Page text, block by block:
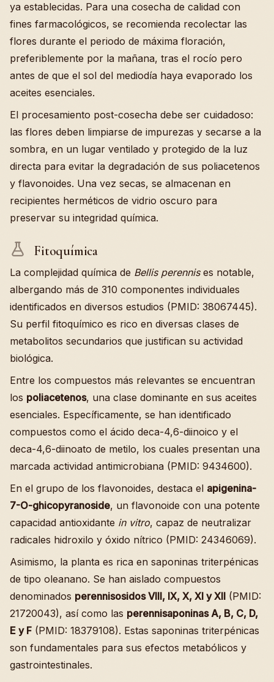
ya establecidas. Para una cosecha de calidad con
fines farmacológicos, se recomienda recolectar las
flores durante el periodo de máxima floración,
preferiblemente por la mañana, tras el rocío pero
antes de que el sol del mediodía haya evaporado los
aceites esenciales.
El procesamiento post-cosecha debe ser cuidadoso:
las flores deben limpiarse de impurezas y secarse a la
sombra, en un lugar ventilado y protegido de la luz
directa para evitar la degradación de sus poliacetenos
y flavonoides. Una vez secas, se almacenan en
recipientes herméticos de vidrio oscuro para
preservar su integridad química.
Fitoquímica
La complejidad química de Bellis perennises notable,
albergando más de 310 componentes individuales
identificados en diversos estudios (PMID: 38067445).
Su perfil fitoquímico es rico en diversas clases de
metabolitos secundarios que justifican su actividad
biológica.
Entre los compuestos más relevantes se encuentran
los poliacetenos, una clase dominante en sus aceites
esenciales. Específicamente, se han identificado
compuestos como el ácido deca-4,6-diinoico y el
deca-4,6-diinoato de metilo, los cuales presentan una
marcada actividad antimicrobiana (PMID: 9434600).
En el grupo de los flavonoides, destaca el apigenina-
7-O-ghicopyranoside, un flavonoide con una potente
capacidad antioxidante in vitro, capaz de neutralizar
radicales hidroxilo y óxido nítrico (PMID: 24346069).
Asimismo, la planta es rica en saponinas triterpénicas
de tipo oleanano. Se han aislado compuestos
denominados perennisosidos VIII, IX, X, XI y XII (PMID:
21720043), así como las perennisaponinas A, B, C, D,
E y F (PMID: 18379108). Estas saponinas triterpénicas
son fundamentales para sus efectos metabólicos y
gastrointestinales.